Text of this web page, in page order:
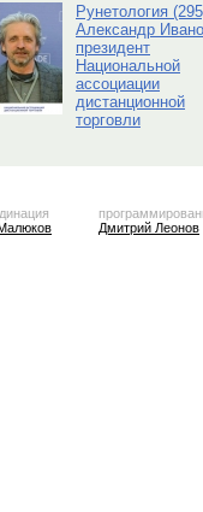
Рунетология
Александр
президент
Национальной
ассоциации
дистанционной
торговли
Дмитрий Леонов